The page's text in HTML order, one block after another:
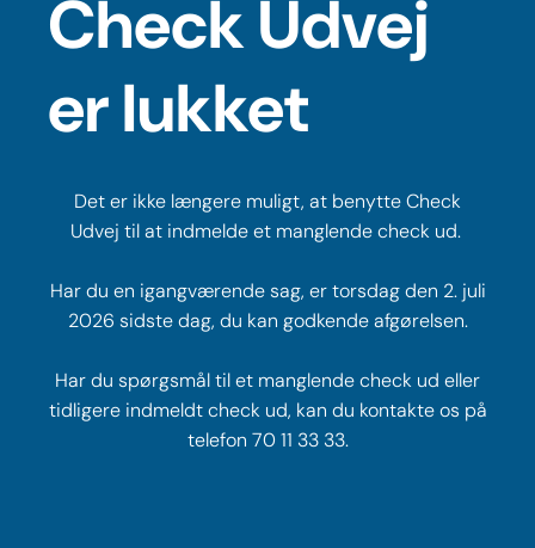
Check Udvej
er lukket
Det er ikke længere muligt, at benytte Check
Udvej til at indmelde et manglende check ud.
Har du en igangværende sag, er torsdag den 2. juli
2026 sidste dag, du kan godkende afgørelsen.
Har du spørgsmål til et manglende check ud eller
tidligere indmeldt check ud, kan du kontakte os på
telefon 70 11 33 33.